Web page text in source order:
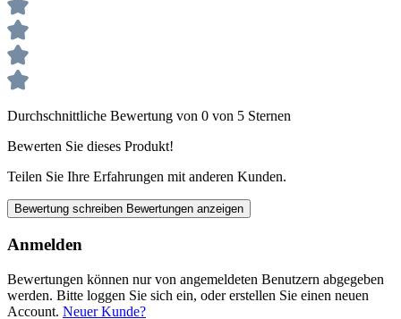
Durchschnittliche Bewertung von 0 von 5 Sternen
Bewerten Sie dieses Produkt!
Teilen Sie Ihre Erfahrungen mit anderen Kunden.
Bewertung schreiben Bewertungen anzeigen
Anmelden
Bewertungen können nur von angemeldeten Benutzern abgegeben
werden. Bitte loggen Sie sich ein, oder erstellen Sie einen neuen
Account. Neuer Kunde?